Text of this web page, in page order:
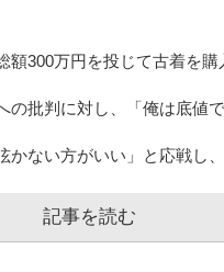
額300万円を投じて古着を
の批判に対し、「俺は底値
かない方がいい」と応戦し
記事を読む